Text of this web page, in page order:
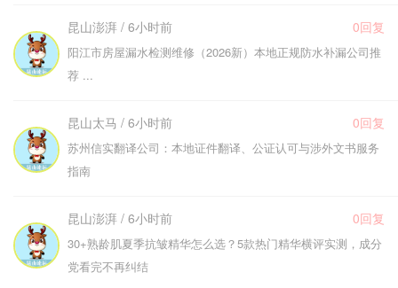
昆山澎湃 / 6小时前 0回复
阳江市房屋漏水检测维修（2026新）本地正规防水补漏公司推
荐 ...
昆山太马 / 6小时前 0回复
苏州信实翻译公司：本地证件翻译、公证认可与涉外文书服务
指南
昆山澎湃 / 6小时前 0回复
30+熟龄肌夏季抗皱精华怎么选？5款热门精华横评实测，成分
党看完不再纠结